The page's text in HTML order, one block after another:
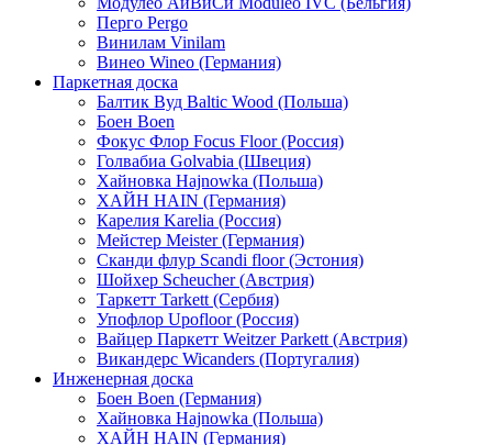
Перго Pergo
Винилам Vinilam
Винео Wineo (Германия)
Паркетная доска
Балтик Вуд Baltic Wood (Польша)
Боен Boen
Фокус Флор Focus Floor (Россия)
Голвабиа Golvabia (Швеция)
Хайновка Hajnowka (Польша)
ХАЙН HAIN (Германия)
Карелия Karelia (Россия)
Мейстер Meister (Германия)
Сканди флур Scandi floor (Эстония)
Шойхер Scheucher (Австрия)
Таркетт Tarkett (Сербия)
Упофлор Upofloor (Россия)
Вайцер Паркетт Weitzer Parkett (Австрия)
Викандерс Wicanders (Португалия)
Инженерная доска
Боен Boen (Германия)
Хайновка Hajnowka (Польша)
ХАЙН HAIN (Германия)